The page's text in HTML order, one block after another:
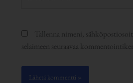
osoite
Tallenna nimeni,
selaimeen seuraavaa